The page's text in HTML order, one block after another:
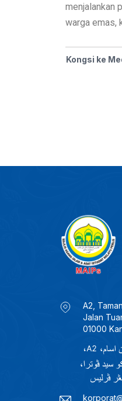
menjalankan
warga emas,
Kongsi ke
A2,
Jalan
01000